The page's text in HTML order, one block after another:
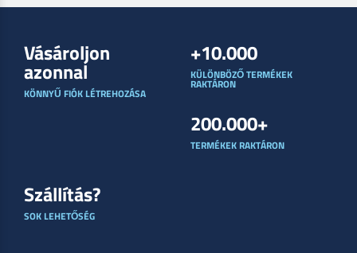
Vásároljon
azonnal
KÖNNYŰ FIÓK LÉTREHOZÁSA
+10.000
KÜLÖNBÖZŐ TERMÉKEK
RAKTÁRON
200.000+
TERMÉKEK RAKTÁRON
Szállítás?
SOK LEHETŐSÉG